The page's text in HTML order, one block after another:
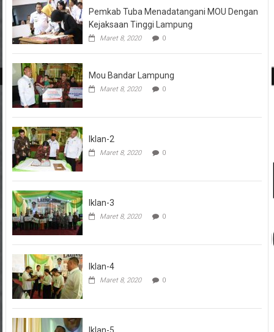
Pemkab Tuba Menadatangani MOU Dengan
Kejaksaan Tinggi Lampung
Maret 8, 2020 0
Mou Bandar Lampung
Maret 8, 2020 0
Iklan-2
Maret 8, 2020 0
Iklan-3
Maret 8, 2020 0
Iklan-4
Maret 8, 2020 0
Iklan-5